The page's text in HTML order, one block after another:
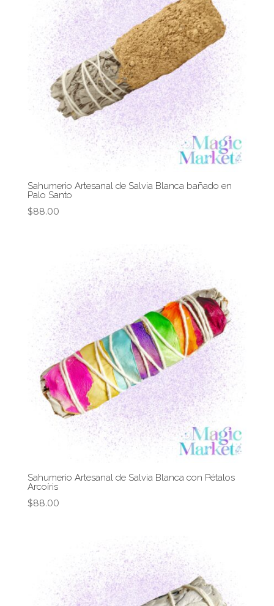
Sahumerio Artesanal de Salvia Blanca bañado en
Palo Santo
$88.00
Sahumerio Artesanal de Salvia Blanca con Pétalos
Arcoíris
$88.00